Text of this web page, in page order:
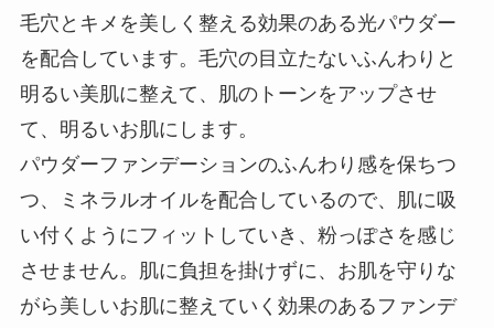
毛穴とキメを美しく整える効果のある光パウダー
を配合しています。毛穴の目立たないふんわりと
明るい美肌に整えて、肌のトーンをアップさせ
て、明るいお肌にします。
パウダーファンデーションのふんわり感を保ちつ
つ、ミネラルオイルを配合しているので、肌に吸
い付くようにフィットしていき、粉っぽさを感じ
させません。肌に負担を掛けずに、お肌を守りな
がら美しいお肌に整えていく効果のあるファンデ